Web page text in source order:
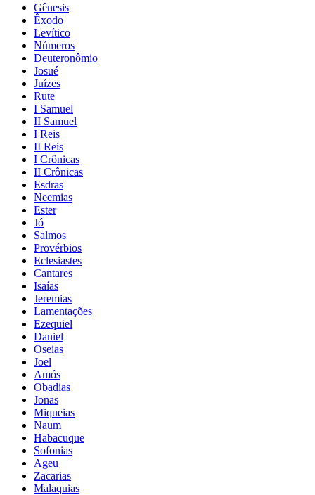
Gênesis
Êxodo
Levítico
Números
Deuteronômio
Josué
Juízes
Rute
I Samuel
II Samuel
I Reis
II Reis
I Crônicas
II Crônicas
Esdras
Neemias
Ester
Jó
Salmos
Provérbios
Eclesiastes
Cantares
Isaías
Jeremias
Lamentações
Ezequiel
Daniel
Oseias
Joel
Amós
Obadias
Jonas
Miqueias
Naum
Habacuque
Sofonias
Ageu
Zacarias
Malaquias